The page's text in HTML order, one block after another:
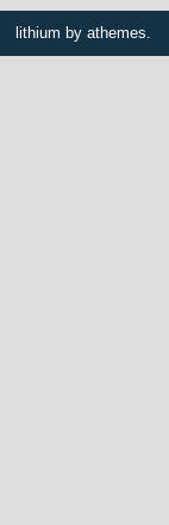
lithium by athemes.